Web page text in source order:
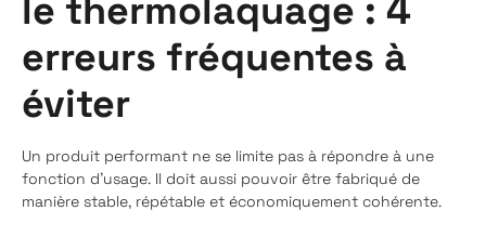
le thermolaquage : 4
erreurs fréquentes à
éviter
Un produit performant ne se limite pas à répondre à une
fonction d’usage. Il doit aussi pouvoir être fabriqué de
manière stable, répétable et économiquement cohérente.